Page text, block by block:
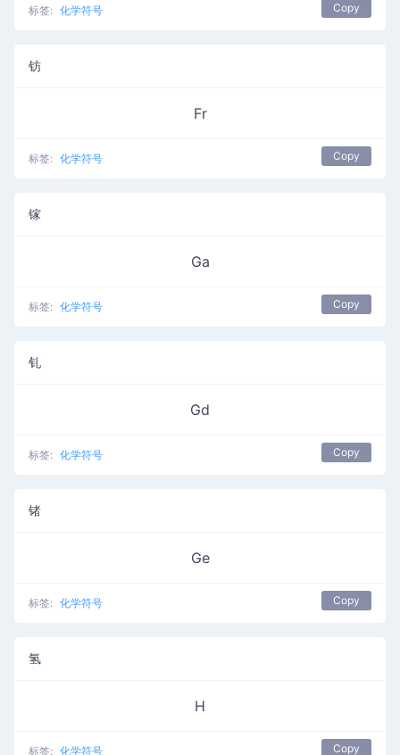
标签: 化学符号 Copy
钫
Fr
标签: 化学符号 Copy
镓
Ga
标签: 化学符号 Copy
钆
Gd
标签: 化学符号 Copy
锗
Ge
标签: 化学符号 Copy
氢
H
标签: 化学符号 Copy